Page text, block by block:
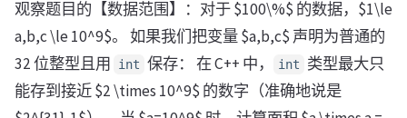
观察题目的【数据范围】：对于 $100\%$ 的数据，$1\le
a,b,c \le 10^9$。 如果我们把变量 $a,b,c$ 声明为普通的
32 位整型且用
int 保存： 在 C++ 中， int
类型最大只
能存到接近 $2 \times 10^9$ 的数字（准确地说是